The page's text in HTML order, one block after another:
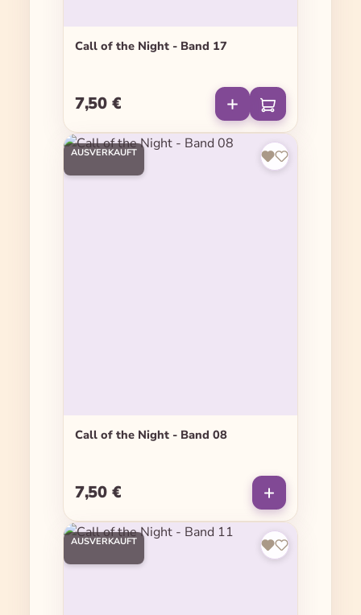
Call of the Night - Band 17
Regulärer Preis:
7,50 €
AUSVERKAUFT
Call of the Night - Band 08
Regulärer Preis:
7,50 €
AUSVERKAUFT